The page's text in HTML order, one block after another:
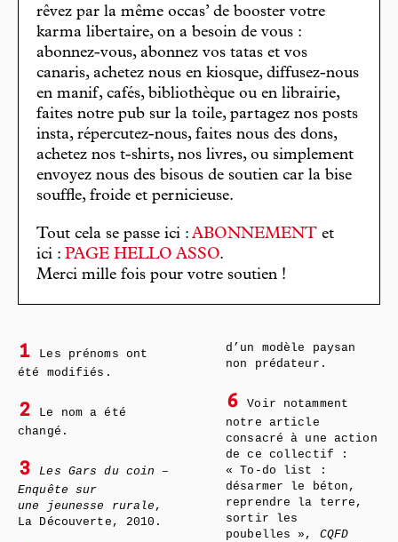
rêvez par la même occas’ de booster votre
karma libertaire, on a besoin de vous :
abonnez-vous, abonnez vos tatas et vos
canaris, achetez nous en kiosque, diffusez-nous
en manif, cafés, bibliothèque ou en librairie,
faites notre pub sur la toile, partagez nos posts
insta, répercutez-nous, faites nous des dons,
achetez nos t-shirts, nos livres, ou simplement
envoyez nous des bisous de soutien car la bise
souffle, froide et pernicieuse.
Tout cela se passe ici : ABONNEMENT et
ici : PAGE HELLO ASSO.
Merci mille fois pour votre soutien !
1
Les prénoms ont
été modifiés.
2
Le nom a été
changé.
3
Les Gars du coin –
Enquête sur
une jeunesse rurale ,
La Découverte, 2010.
d’un modèle paysan
non prédateur.
6
Voir notamment
notre article
consacré à une action
de ce collectif :
« To-do list :
désarmer le béton,
reprendre la terre,
sortir les
poubelles », CQFD